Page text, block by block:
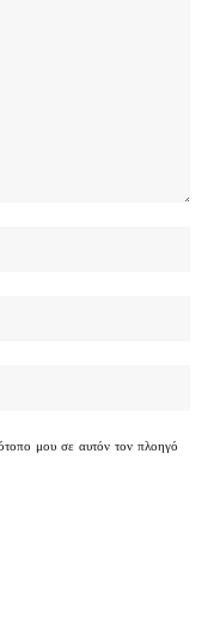
μου σε αυτόν τον πλοηγό